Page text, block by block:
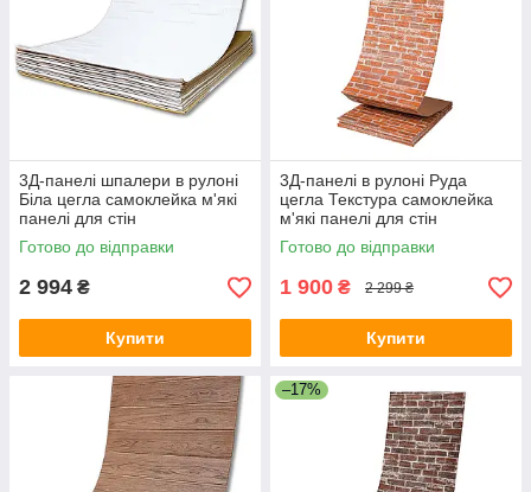
3Д-панелі шпалери в рулоні
Біла цегла самоклейка м'які
панелі для стін
700мм*196м*5мм R031-5-20
SW-00001335
Готово до відправки
2 994 ₴
Купити
3Д-панелі в рулоні Руда
цегла Текстура самоклейка
м'які панелі для стін
700мм*20м*3мм R044-3-20
SW-00001370
Готово до відправки
1 900 ₴ 2 299 ₴
Купити
–17%